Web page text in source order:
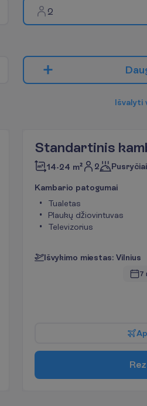
2
Dau
Išvalyti
Standartinis
14-24 m² 2 Pusryčiai
Kambario patogumai
Tualetas
Plaukų džiovintuvas
Televizorius
Išvykimo miestas: Vilnius
7
Ap
Rez